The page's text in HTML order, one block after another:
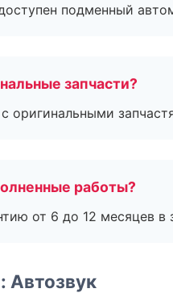
подменный
запчасти?
оригинальными
работы?
от 6 до 12 месяцев в
Автозвук